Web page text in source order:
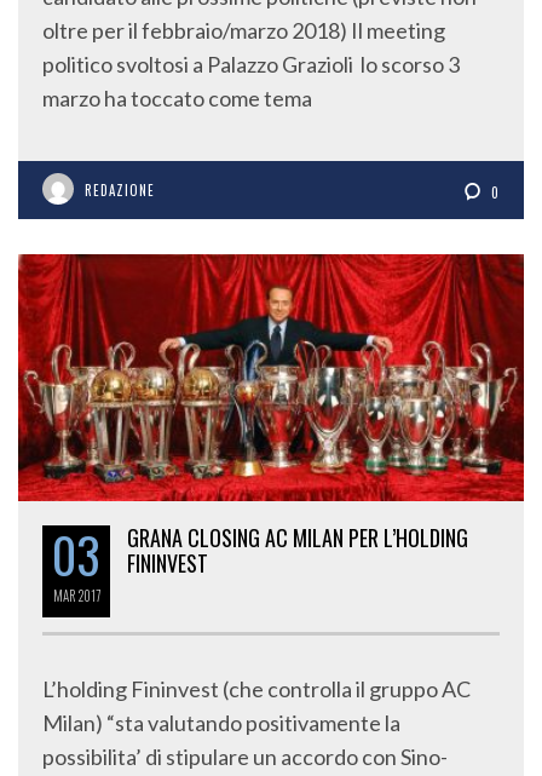
oltre per il febbraio/marzo 2018) Il meeting
politico svoltosi a Palazzo Grazioli lo scorso 3
marzo ha toccato come tema
REDAZIONE 0
03
MAR2017
GRANA CLOSING AC MILAN PER L’HOLDING
FININVEST
L’holding Fininvest (che controlla il gruppo AC
Milan) “sta valutando positivamente la
possibilita’ di stipulare un accordo con Sino-